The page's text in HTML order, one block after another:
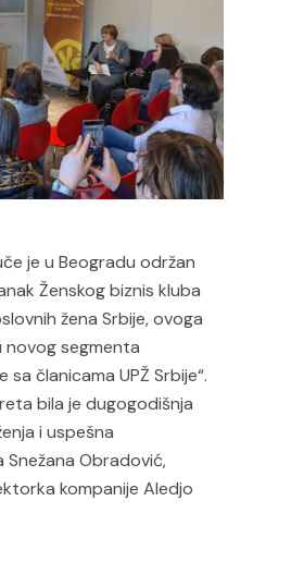
je u Beogradu održan
Ženskog biznis kluba
žena Srbije, ovoga
segmenta
sa članicama UPŽ Srbije“.
bila je dugogodišnja
i uspešna
Obradović,
kompanije Aledjo